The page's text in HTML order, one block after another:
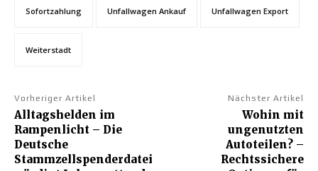
Sofortzahlung Unfallwagen Ankauf Unfallwagen Export
Weiterstadt
Vorheriger Artikel
Alltagshelden im
Rampenlicht – Die
Deutsche
Stammzellspenderdatei
Nächster Artikel
Wohin mit
ungenutzten
Autoteilen? –
Rechtssichere